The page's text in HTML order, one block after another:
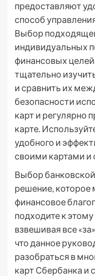
предоставляют
способ
Выбор
индивидуальных
финансовых
тщательно
и сравнить их
безопасности
карт и регулярно
карте.
удобного и
своими картами и
Выбор
решение, которое
финансовое
подходите к
взвешивая все
что данное
разобраться в
карт Сбербанка и